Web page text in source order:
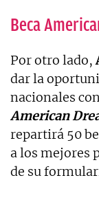
Beca
Por otro lado,
dar la
nacionales
American
repartirá 50
a los mejores
de su